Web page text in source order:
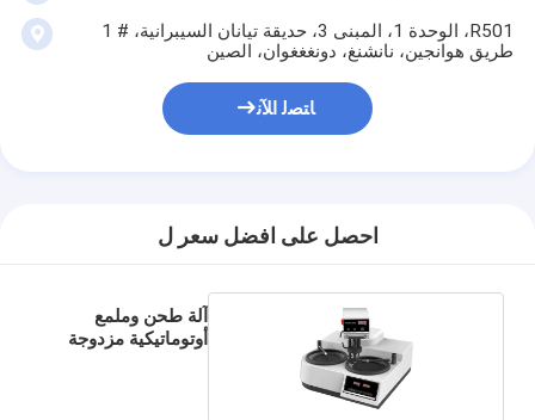
R501، الوحدة 1، المبنى 3، حديقة تيانان السيبرانية، # 1
طريق هوانجين، نانشنغ، دونغغغوان، الصين
ﺎﺘﺼﻟ ﺍﻶﻧ
احصل على افضل سعر ل
آلة طحن وملمع
أوتوماتيكية مزدوجة